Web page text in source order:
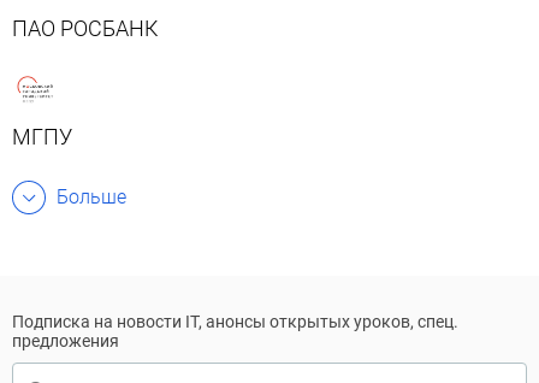
ПАО РОСБАНК
МГПУ
Больше
Подписка на новости IT, анонсы открытых уроков, спец.
предложения